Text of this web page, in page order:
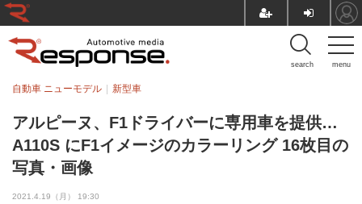
menu
search
アルピーヌ、F1ドライバーに専用車を提供…
A110S にF1イメージのカラーリング 16枚目の
写真・画像
自動車 ニューモデル 新型車
2021.4.19（月） 19:30